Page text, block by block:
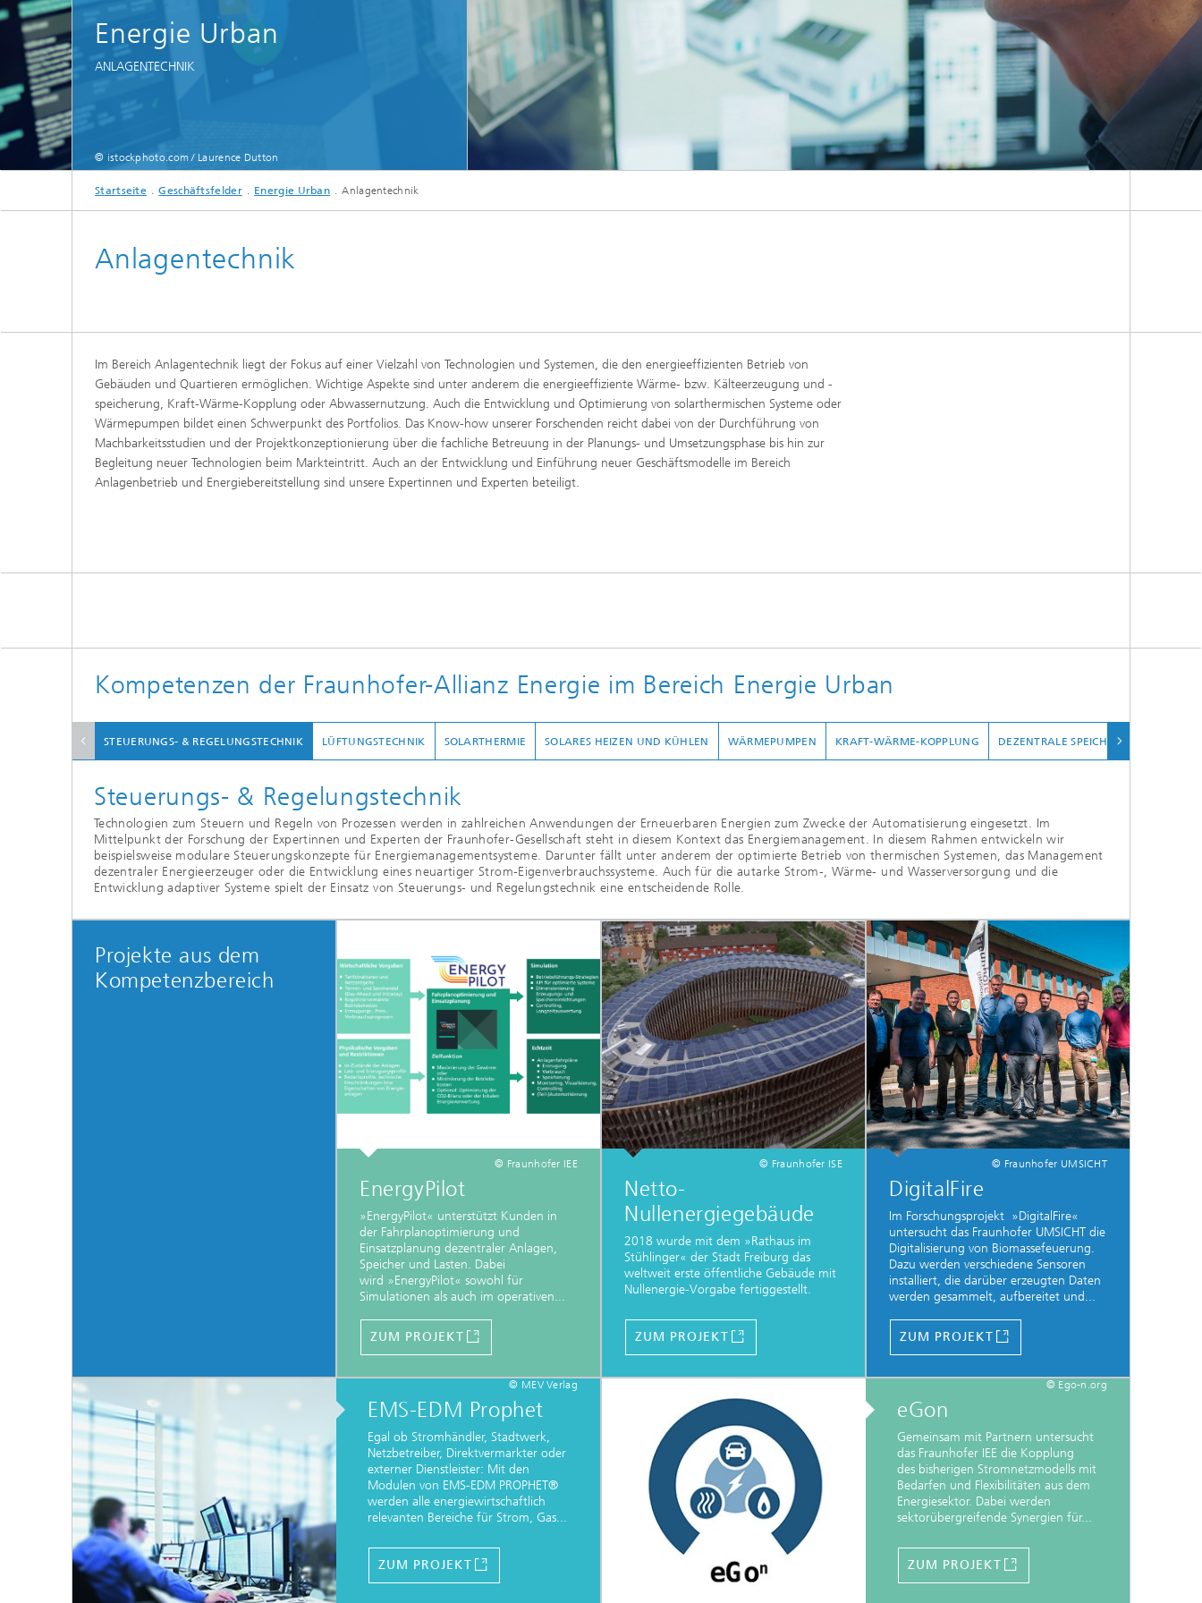
Energie Urban
ANLAGENTECHNIK
© istockphoto.com / Laurence Dutton
Startseite Geschäftsfelder Energie Urban Anlagentechnik
Anlagentechnik
Im Bereich Anlagentechnik liegt der Fokus auf einer Vielzahl von Technologien und Systemen, die den energieeffizienten Betrieb von
Gebäuden und Quartieren ermöglichen. Wichtige Aspekte sind unter anderem die energieeffiziente Wärme- bzw. Kälteerzeugung und -
speicherung, Kraft-Wärme-Kopplung oder Abwassernutzung. Auch die Entwicklung und Optimierung von solarthermischen Systeme oder
Wärmepumpen bildet einen Schwerpunkt des Portfolios. Das Know-how unserer Forschenden reicht dabei von der Durchführung von
Machbarkeitsstudien und der Projektkonzeptionierung über die fachliche Betreuung in der Planungs- und Umsetzungsphase bis hin zur
Begleitung neuer Technologien beim Markteintritt. Auch an der Entwicklung und Einführung neuer Geschäftsmodelle im Bereich
Anlagenbetrieb und Energiebereitstellung sind unsere Expertinnen und Experten beteiligt.
Kompetenzen der Fraunhofer-Allianz Energie im Bereich Energie Urban
STEUERUNGS- & REGELUNGSTECHNIK
Steuerungs- & Regelungstechnik
Technologien zum Steuern und Regeln von Prozessen werden in zahlreichen Anwendungen der Erneuerbaren Energien zum Zwecke der Automatisierung eingesetzt. Im
Mittelpunkt der Forschung der Expertinnen und Experten der Fraunhofer-Gesellschaft steht in diesem Kontext das Energiemanagement. In diesem Rahmen entwickeln wir
beispielsweise modulare Steuerungskonzepte für Energiemanagementsysteme. Darunter fällt unter anderem der optimierte Betrieb von thermischen Systemen, das Management
dezentraler Energieerzeuger oder die Entwicklung eines neuartiger Strom-Eigenverbrauchssysteme. Auch für die autarke Strom-, Wärme- und Wasserversorgung und die
Entwicklung adaptiver Systeme spielt der Einsatz von Steuerungs- und Regelungstechnik eine entscheidende Rolle.
Projekte aus dem
Kompetenzbereich
© Fraunhofer IEE
EnergyPilot
»EnergyPilot« unterstützt Kunden in
der Fahrplanoptimierung und
Einsatzplanung dezentraler Anlagen,
Speicher und Lasten. Dabei
wird »EnergyPilot« sowohl für
Simulationen als auch im operativen...
ZUM PROJEKT
© Fraunhofer ISE
Netto-
Nullenergiegebäude
2018 wurde mit dem »Rathaus im
Stühlinger« der Stadt Freiburg das
weltweit erste öffentliche Gebäude mit
Nullenergie-Vorgabe fertiggestellt.
ZUM PROJEKT
© Fraunhofer UMSICHT
DigitalFire
Im Forschungsprojekt »DigitalFire«
untersucht das Fraunhofer UMSICHT die
Digitalisierung von Biomassefeuerung.
Dazu werden verschiedene Sensoren
installiert, die darüber erzeugten Daten
werden gesammelt, aufbereitet und...
ZUM PROJEKT
© MEV Verlag
EMS-EDM Prophet
Egal ob Stromhändler, Stadtwerk,
Netzbetreiber, Direktvermarkter oder
externer Dienstleister: Mit den
Modulen von EMS-EDM PROPHET®
werden alle energiewirtschaftlich
relevanten Bereiche für Strom, Gas...
ZUM PROJEKT
© Ego-n.org
eGon
Gemeinsam mit Partnern untersucht
das Fraunhofer IEE die Kopplung
des bisherigen Stromnetzmodells mit
Bedarfen und Flexibilitäten aus dem
Energiesektor. Dabei werden
sektorübergreifende Synergien für...
ZUM PROJEKT
LÜFTUNGSTECHNIK SOLARTHERMIE SOLARES HEIZEN UND KÜHLEN WÄRMEPUMPEN KRAFT-WÄRME-KOPPLUNG DEZENTRALE SPEICHER